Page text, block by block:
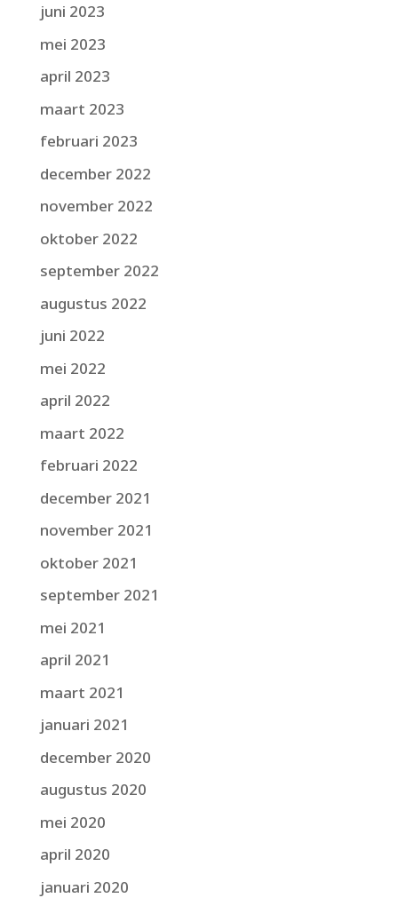
juni 2023
mei 2023
april 2023
maart 2023
februari 2023
december 2022
november 2022
oktober 2022
september 2022
augustus 2022
juni 2022
mei 2022
april 2022
maart 2022
februari 2022
december 2021
november 2021
oktober 2021
september 2021
mei 2021
april 2021
maart 2021
januari 2021
december 2020
augustus 2020
mei 2020
april 2020
januari 2020